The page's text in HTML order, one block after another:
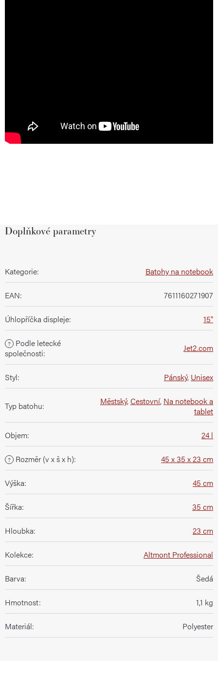
Doplňkové parametry
Kategorie: Batohy na notebook
EAN: 7611160271907
Úhlopříčka displeje: 15"
?
Podle letecké
společnosti: Jet2.com
Styl: Pánský, Unisex
Typ batohu: Městský,Cestovní, Na notebook a
tablet
Objem: 24 l
? Rozměr (v x š x h): 45 x 35 x 23 cm
Výška: 45 cm
Šířka: 35 cm
Hloubka: 23 cm
Kolekce: Altmont Professional
Barva: Šedá
Hmotnost: 1,1 kg
Materiál: Polyester